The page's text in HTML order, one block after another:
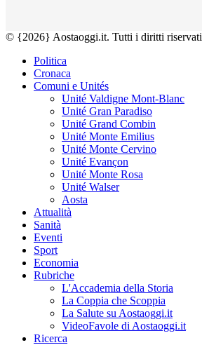
© {2026} Aostaoggi.it. Tutti i diritti riservati
Politica
Cronaca
Comuni e Unités
Unité Valdigne Mont-Blanc
Unité Gran Paradiso
Unité Grand Combin
Unité Monte Emilius
Unité Monte Cervino
Unité Evançon
Unité Monte Rosa
Unité Walser
Aosta
Attualità
Sanità
Eventi
Sport
Economia
Rubriche
L'Accademia della Storia
La Coppia che Scoppia
La Salute su Aostaoggi.it
VideoFavole di Aostaoggi.it
Ricerca